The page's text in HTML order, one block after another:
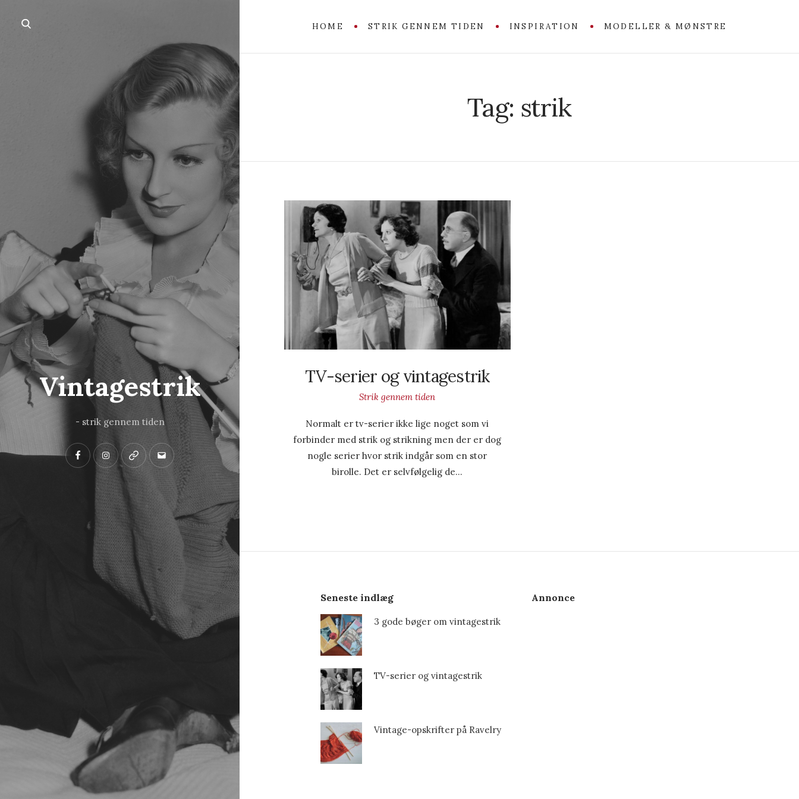
Vintagestrik
- strik gennem tiden
FacebookInstagramPinterest
Mail
HOME STRIK GENNEM TIDEN INSPIRATION MODELLER & MØNSTRE
Tag: strik
TV-serier og vintagestrik
Strik gennem tiden
Normalt er tv-serier ikke lige noget som vi
forbinder med strik og strikning men der er dog
nogle serier hvor strik indgår som en stor
birolle. Det er selvfølgelig de…
Seneste indlæg
3 gode bøger om vintagestrik
TV-serier og vintagestrik
Vintage-opskrifter på Ravelry
Annonce